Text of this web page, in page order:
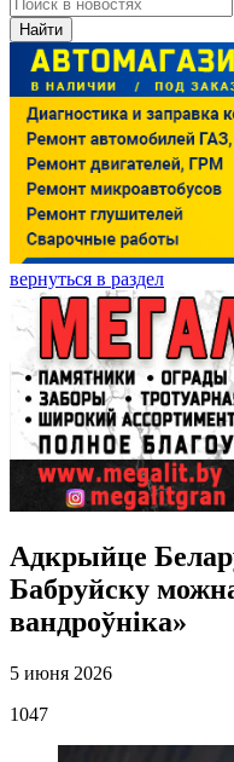
Найти
вернуться в раздел
Адкрыйце
Бабруйску
вандроўніка»
5 июня 2026
1047